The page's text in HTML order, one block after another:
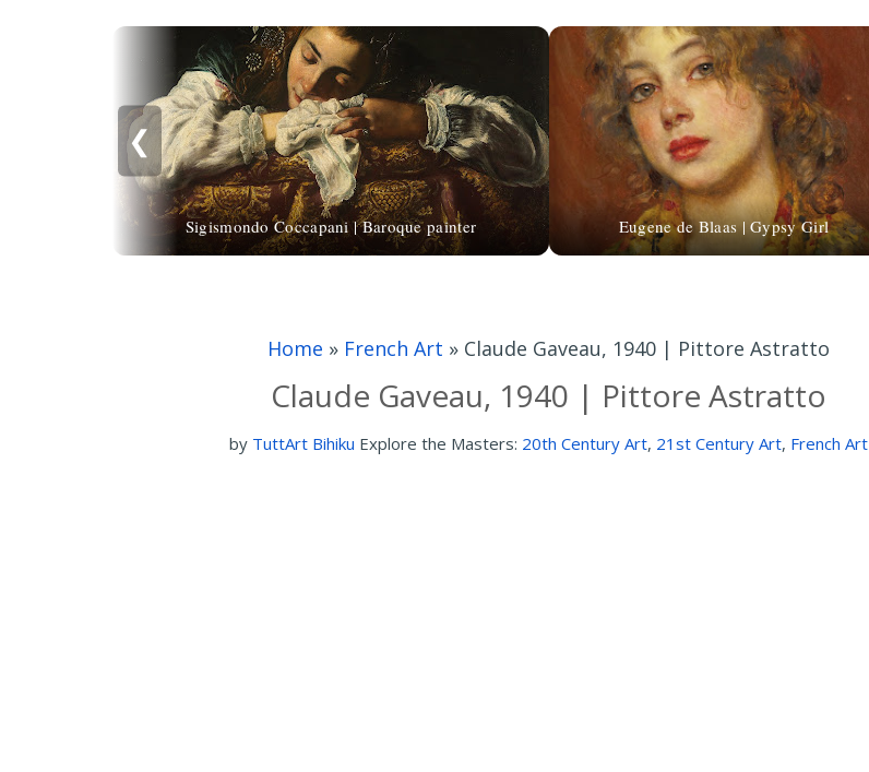
❮
Sigismondo Coccapani | Baroque painter Eugene de Blaas | Gypsy Girl
Home » French Art » Claude Gaveau, 1940 | Pittore Astratto
Claude Gaveau, 1940 | Pittore Astratto
by TuttArt Bihiku Explore the Masters: 20th Century Art, 21st Century Art, French Art